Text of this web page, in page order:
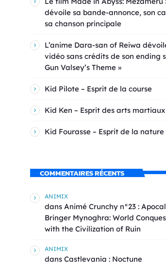
dévoile sa bande-annonce, son
sa chanson principale
L’anime Dara-san of Reiwa
vidéo sans crédits de son ending
Gun Valsey’s Theme »
Kid Pilote – Esprit de la course
Kid Ken – Esprit des arts martiaux
Kid Fourasse – Esprit de la nature
COMMENTAIRES RÉCENTS
ANIMIX
dans Animé Crunchy n°23 :
Bringer Mynoghra: World
with the Civilization of Ruin
ANIMIX
dans Castlevania : Noctune